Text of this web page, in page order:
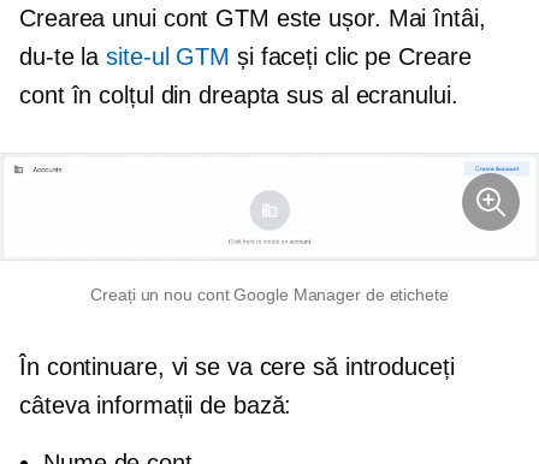
Crearea unui cont GTM este ușor. Mai întâi,
du-te lasite-ul GTM și faceți clic pe Creare
cont în colțul din dreapta sus al ecranului.
Creați un nou cont Google Manager de etichete
În continuare, vi se va cere să introduceți
câteva informații de bază: